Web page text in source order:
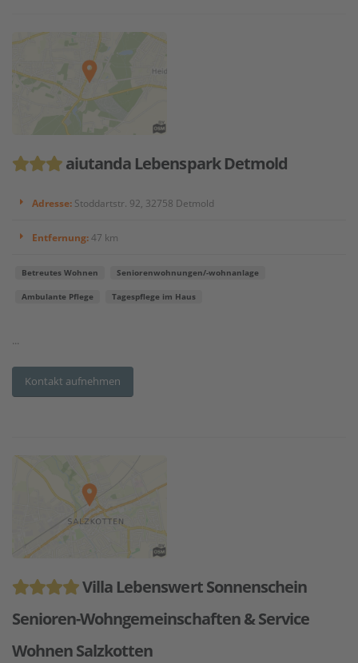
aiutanda Lebenspark Detmold
Adresse: Stoddartstr. 92, 32758 Detmold
Entfernung:47 km
Betreutes Wohnen Seniorenwohnungen/-wohnanlage
Ambulante Pflege Tagespflege im Haus
...
Kontakt aufnehmen
Villa Lebenswert Sonnenschein
Senioren-Wohngemeinschaften & Service
Wohnen Salzkotten